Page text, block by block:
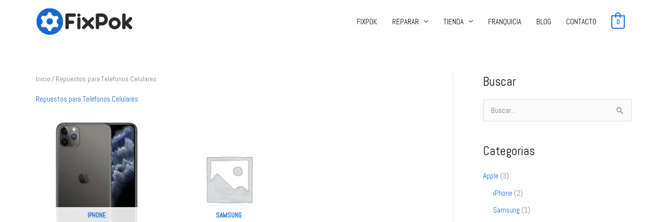
FIXPOK REPARAR TIENDA FRANQUICIA BLOG CONTACTO 0
Inicio / Repuestos para Telefonos Celulares
Repuestos para Telefonos Celulares
IPHONE SAMSUNG
Buscar
c
a
Categorias
Apple (3)
iPhone (2)
Samsung (1)